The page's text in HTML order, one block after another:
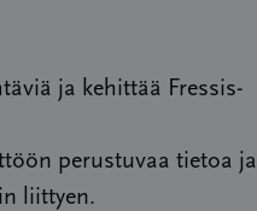
ja kehittää Fressis-
perustuvaa tietoa ja
liittyen.